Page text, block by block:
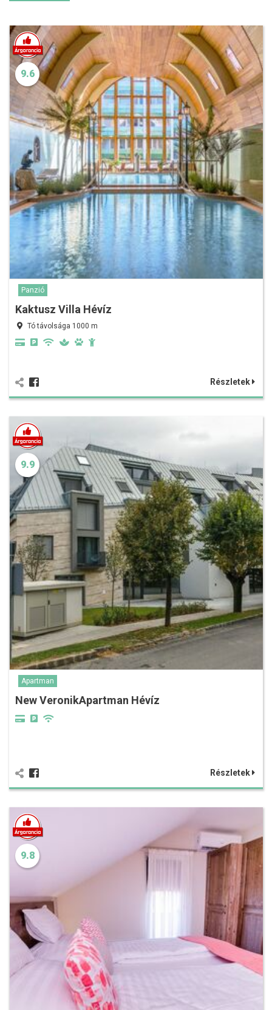
9.6
Panzió
Kaktusz Villa Hévíz
Tó távolsága 1000 m
Részletek
9.9
Apartman
New VeronikApartman Hévíz
Részletek
9.8